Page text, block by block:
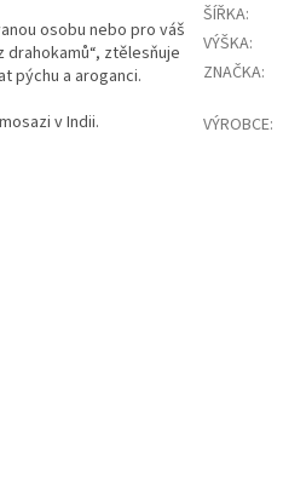
osobu nebo pro váš
ztělesňuje
pýchu a aroganci.
v Indii.
ŠÍŘKA:
VÝŠKA:
ZNAČKA:
VÝROBCE: